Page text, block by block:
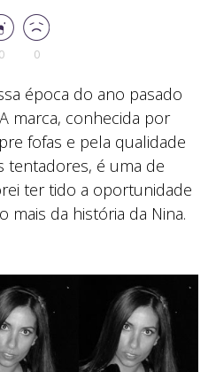
0 0
época do ano pasado
marca, conhecida por
fofas e pela qualidade
é uma de
ter tido a oportunidade
da história da Nina.